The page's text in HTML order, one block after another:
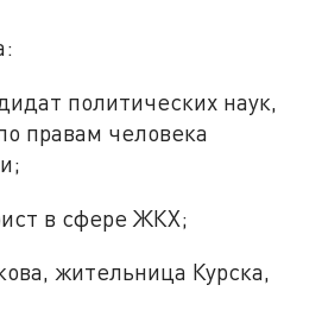
политических наук,
правам человека
в сфере ЖКХ;
жительница Курска,